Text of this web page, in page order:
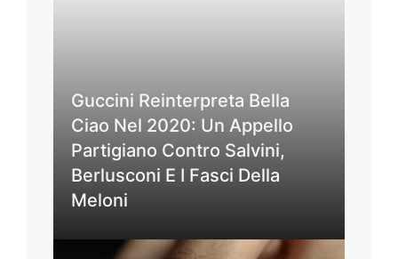
Guccini Reinterpreta Bella
Ciao Nel 2020: Un Appello
Partigiano Contro Salvini,
Berlusconi E I Fasci Della
Meloni